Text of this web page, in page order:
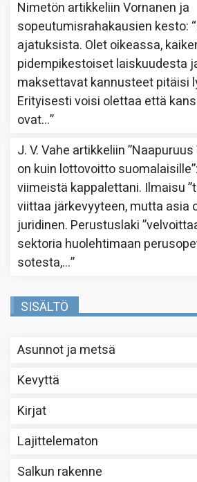
Nimetön artikkeliinVornanen ja
sopeutumisrahakausien kesto: “
ajatuksista. Olet oikeassa,
pidempikestoiset laiskuudesta
maksettavat kannusteet pitäisi
Erityisesti voisi olettaa että
ovat…”
J. V. Vahe artikkeliin
on kuin lottovoitto suomalaisille”
viimeistä kappalettani. Ilmaisu
viittaa järkevyyteen, mutta asia
juridinen. Perustuslaki
sektoria huolehtimaan
sotesta,…”
SISÄLTÖ
Asunnot ja metsä
Kevyttä
Kirjat
Lajittelematon
Salkun rakenne